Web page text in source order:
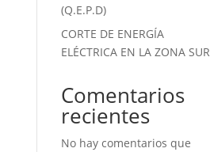
(Q.E.P.D)
CORTE DE ENERGÍA
ELÉCTRICA EN LA ZONA SUR
Comentarios
recientes
No hay comentarios que